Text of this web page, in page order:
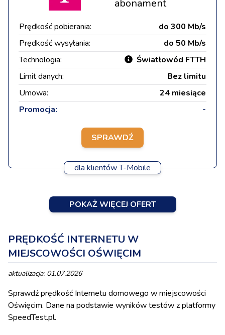
abonament
Prędkość pobierania:
do 300 Mb/s
Prędkość wysyłania:
do 50 Mb/s
Technologia:
Światłowód FTTH
Limit danych:
Bez limitu
Umowa:
24 miesiące
Promocja:
-
SPRAWDŹ
dla klientów T-Mobile
POKAŻ WIĘCEJ OFERT
PRĘDKOŚĆ INTERNETU W
MIEJSCOWOŚCI OŚWIĘCIM
aktualizacja: 01.07.2026
Sprawdź prędkość Internetu domowego w miejscowości
Oświęcim. Dane na podstawie wyników testów z platformy
SpeedTest.pl.